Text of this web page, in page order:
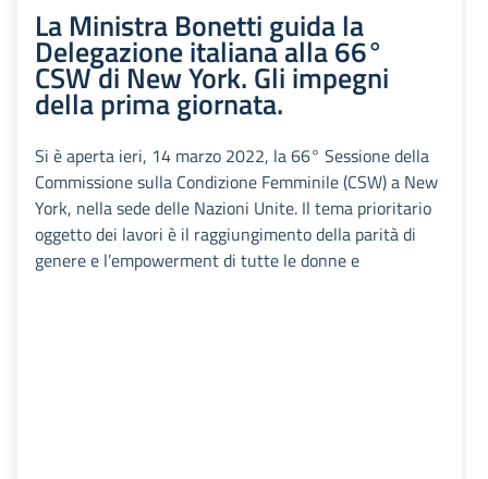
La Ministra Bonetti guida la
Delegazione italiana alla 66°
CSW di New York. Gli impegni
della prima giornata.
Si è aperta ieri, 14 marzo 2022, la 66° Sessione della
Commissione sulla Condizione Femminile (CSW) a New
York, nella sede delle Nazioni Unite. Il tema prioritario
oggetto dei lavori è il raggiungimento della parità di
genere e l’empowerment di tutte le donne e